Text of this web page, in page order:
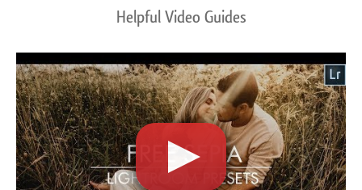
Helpful Video Guides